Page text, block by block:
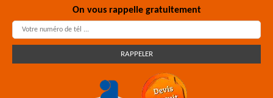
On vous rappelle gratuitement